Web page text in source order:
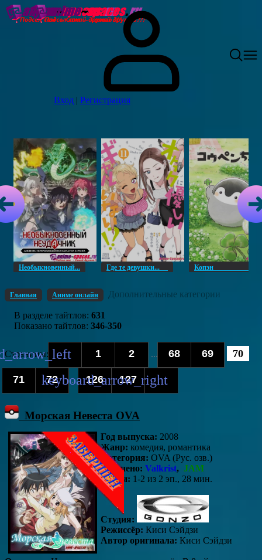
Вход | Регистрация
Необыкновенный... Где те девушки... Копэн
Главная Аниме онлайн Дополнительные категории
В разделе тайтлов: 631
Показано тайтлов: 346-350
Страницы: 1 2 ... 68 69 70
71 72 ... 126 127
Морская Невеста OVA
Год выпуска: 2008
Жанр: комедия, романтика
Категория: OVA (Рус. озв.)
Озвучено: Valkrist, JAM
Серии: 1-2 из 2 эп., 28 мин.
Студия:
Режиссёр: Киси Сэйдзи
Автор оригинала: Киси Сэйдзи